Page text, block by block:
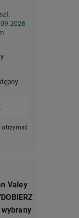
otrzymać
Valey
wybrany